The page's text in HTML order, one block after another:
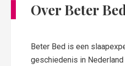
Over Beter
Beter Bed is een
geschiedenis in